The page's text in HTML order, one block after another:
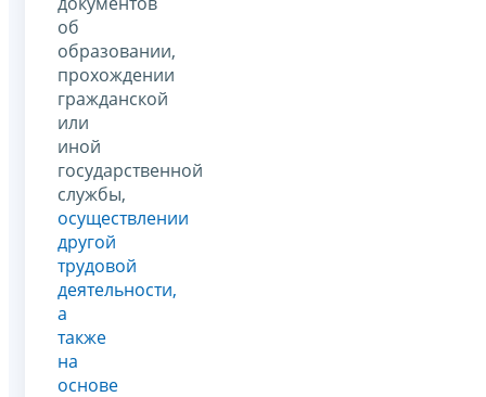
об
образовании,
прохождении
гражданской
или
иной
государственной
службы,
осуществлении
другой
трудовой
деятельности,
а
также
на
основе